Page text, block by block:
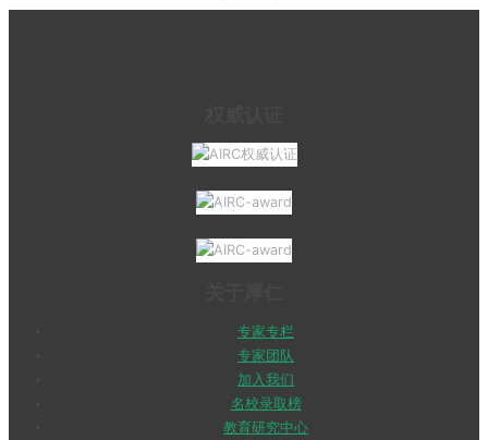
专家专栏
专家团队
加入我们
名校录取榜
教育研究中心